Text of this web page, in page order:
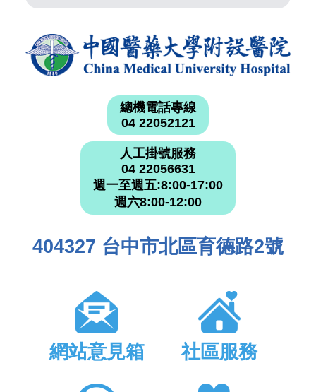
總機電話專線
04 22052121
人工掛號服務
04 22056631
週一至週五:8:00-17:00
週六8:00-12:00
404327 台中市北區育德路2號
網站意見箱 社區服務